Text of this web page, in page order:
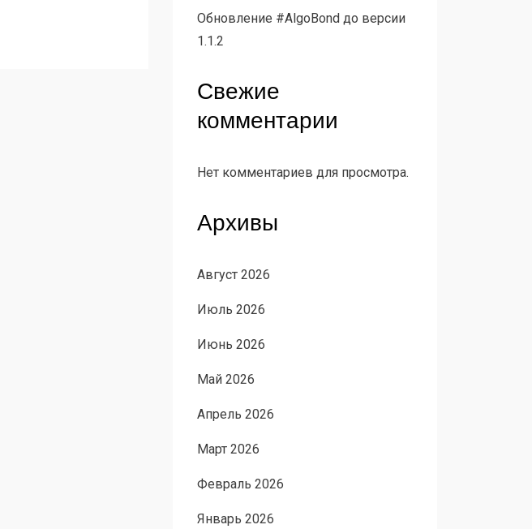
Обновление #AlgoBond до версии
1.1.2
Свежие
комментарии
Нет комментариев для просмотра.
Архивы
Август 2026
Июль 2026
Июнь 2026
Май 2026
Апрель 2026
Март 2026
Февраль 2026
Январь 2026